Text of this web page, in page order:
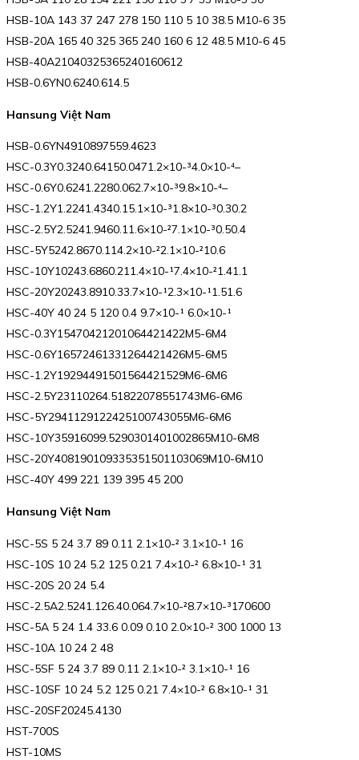
HSB-10A 143 37 247 278 150 110 5 10 38.5 M10-6 35
HSB-20A 165 40 325 365 240 160 6 12 48.5 M10-6 45
HSB-40A21040325365240160612
HSB-0.6YN0.6240.614.5
Hansung Việt Nam
HSB-0.6YN4910897559.4623
HSC-0.3Y0.3240.64150.0471.2×10-³4.0×10-⁴–
HSC-0.6Y0.6241.2280.062.7×10-³9.8×10-⁴–
HSC-1.2Y1.2241.4340.15.1×10-³1.8×10-³0.30.2
HSC-2.5Y2.5241.9460.11.6×10-²7.1×10-³0.50.4
HSC-5Y5242.8670.114.2×10-²2.1×10-²10.6
HSC-10Y10243.6860.211.4×10-¹7.4×10-²1.41.1
HSC-20Y20243.8910.33.7×10-¹2.3×10-¹1.51.6
HSC-40Y 40 24 5 120 0.4 9.7×10-¹ 6.0×10-¹
HSC-0.3Y15470421201064421422M5-6M4
HSC-0.6Y16572461331264421426M5-6M5
HSC-1.2Y19294491501564421529M6-6M6
HSC-2.5Y23110264.51822078551743M6-6M6
HSC-5Y2941129122425100743055M6-6M6
HSC-10Y35916099.5290301401002865M10-6M8
HSC-20Y408190109335351501103069M10-6M10
HSC-40Y 499 221 139 395 45 200
Hansung Việt Nam
HSC-5S 5 24 3.7 89 0.11 2.1×10-² 3.1×10-¹ 16
HSC-10S 10 24 5.2 125 0.21 7.4×10-² 6.8×10-¹ 31
HSC-20S 20 24 5.4
HSC-2.5A2.5241.126.40.064.7×10-²8.7×10-³170600
HSC-5A 5 24 1.4 33.6 0.09 0.10 2.0×10-² 300 1000 13
HSC-10A 10 24 2 48
HSC-5SF 5 24 3.7 89 0.11 2.1×10-² 3.1×10-¹ 16
HSC-10SF 10 24 5.2 125 0.21 7.4×10-² 6.8×10-¹ 31
HSC-20SF20245.4130
HST-700S
HST-10MS